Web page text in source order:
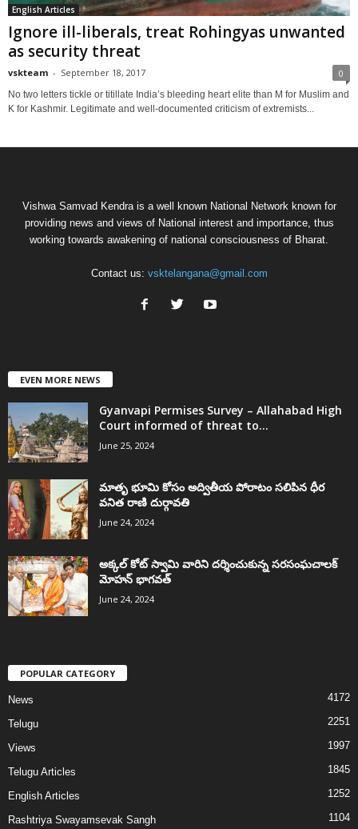
English Articles
Ignore ill-liberals, treat Rohingyas unwanted
as security threat
vskteam - September 18, 2017 0
No two letters tickle or titillate India’s bleeding heart elite than M for Muslim and
K for Kashmir. Legitimate and well-documented criticism of extremists...
Vishwa Samvad Kendra is a well known National Network known for
providing news and views of National interest and importance, thus
working towards awakening of national consciousness of Bharat.
Contact us: vsktelangana@gmail.com
EVEN MORE NEWS
Gyanvapi Permises Survey – Allahabad High
Court informed of threat to...
June 25, 2024
మాతృ భూమి కోసం అద్వితీయ పోరాటం సలిపిన ధీర
వనిత రాణి దుర్గావతి
June 24, 2024
అక్కల్‌ కోట్‌ స్వామి వారిని దర్శించుకున్న సరసంఘచాలక్
మోహన్ భాగవత్
June 24, 2024
POPULAR CATEGORY
News 4172
Telugu 2251
Views 1997
Telugu Articles 1845
English Articles 1252
Rashtriya Swayamsevak Sangh 1104